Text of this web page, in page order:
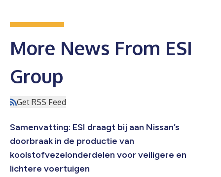
More News From ESI
Group
Get RSS Feed
Samenvatting: ESI draagt bij aan Nissan’s
doorbraak in de productie van
koolstofvezelonderdelen voor veiligere en
lichtere voertuigen